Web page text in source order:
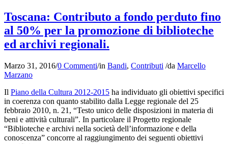
Toscana: Contributo a fondo perduto fino
al 50% per la promozione di biblioteche
ed archivi regionali.
Marzo 31, 2016/0 Commenti/in Bandi, Contributi /da Marcello
Marzano
Il Piano della Cultura 2012-2015 ha individuato gli obiettivi specifici
in coerenza con quanto stabilito dalla Legge regionale del 25
febbraio 2010, n. 21, “Testo unico delle disposizioni in materia di
beni e attività culturali”. In particolare il Progetto regionale
“Biblioteche e archivi nella società dell’informazione e della
conoscenza” concorre al raggiungimento dei seguenti obiettivi